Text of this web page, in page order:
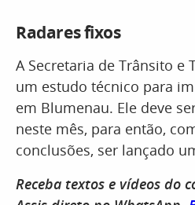
Radares fixos
A Secretaria de Trânsito e
um estudo técnico para
em Blumenau. Ele deve
neste mês, para então,
conclusões, ser lançado
Receba textos e vídeos do